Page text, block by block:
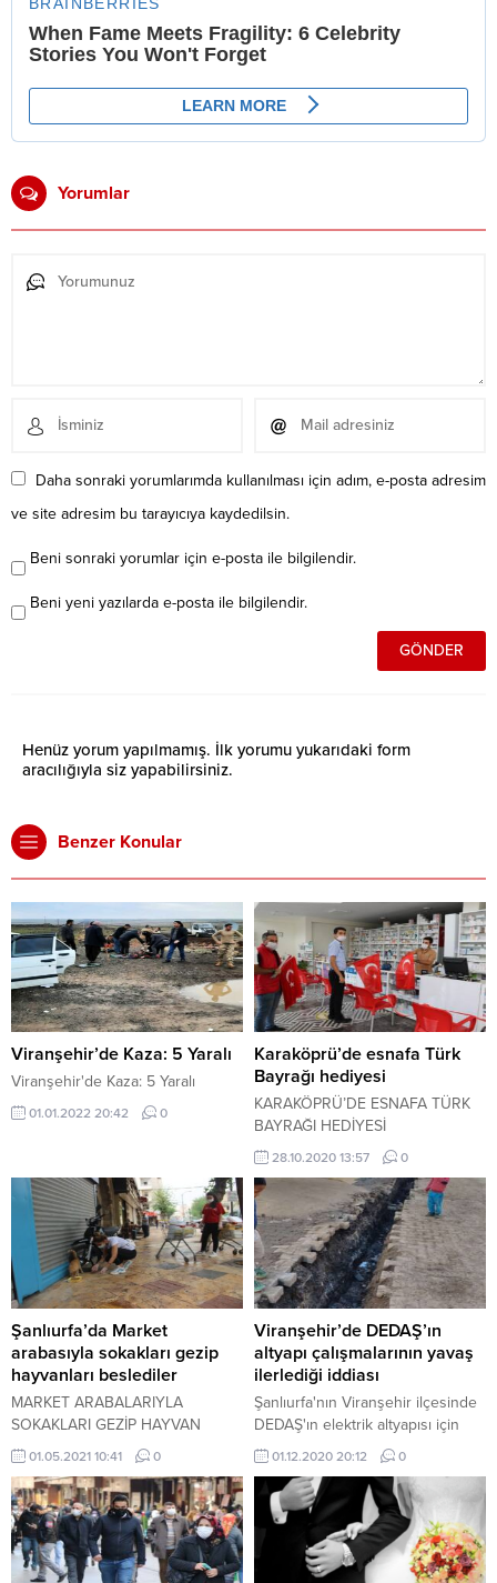
Yorumlar
Daha sonraki yorumlarımda kullanılması için adım, e-posta adresim
ve site adresim bu tarayıcıya kaydedilsin.
Beni sonraki yorumlar için e-posta ile bilgilendir.
Beni yeni yazılarda e-posta ile bilgilendir.
Henüz yorum yapılmamış. İlk yorumu yukarıdaki form
aracılığıyla siz yapabilirsiniz.
Benzer Konular
Viranşehir’de Kaza: 5 Yaralı
Viranşehir'de Kaza: 5 Yaralı
01.01.2022 20:42 0
Karaköprü’de esnafa Türk
Bayrağı hediyesi
KARAKÖPRÜ’DE ESNAFA TÜRK
BAYRAĞI HEDİYESİ
28.10.2020 13:57 0
Şanlıurfa’da Market
arabasıyla sokakları gezip
hayvanları beslediler
MARKET ARABALARIYLA
SOKAKLARI GEZİP HAYVAN
ARADILAR
01.05.2021 10:41 0
Viranşehir’de DEDAŞ’ın
altyapı çalışmalarının yavaş
ilerlediği iddiası
Şanlıurfa'nın Viranşehir ilçesinde
DEDAŞ'ın elektrik altyapısı için
başlattığı çalışmalar kapsamında
kazdığı çukurların günlerce
kapatılmadığı ileri sürüldü. DEDAŞ
ise açılan çukurların çalışma
bittikten hemen sonra
kapatıldığını belirtti.
01.12.2020 20:12 0